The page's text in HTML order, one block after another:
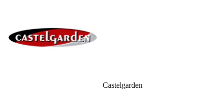
Castelgarden